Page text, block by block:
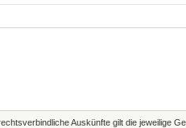
Auskünfte gilt die jeweilige